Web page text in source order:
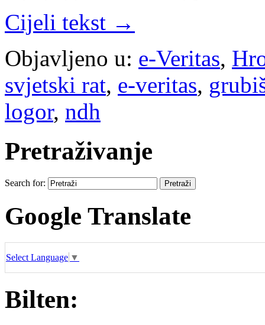
Cijeli tekst →
Objavljeno u: e-Veritas,
svjetski rat, e-veritas,
logor, ndh
Pretraživanje
Search for:
Google Translate
Select Language ▼
Bilten: